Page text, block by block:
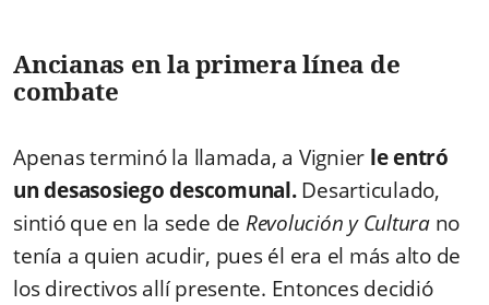
Ancianas en la primera línea de
combate
Apenas terminó la llamada, a Vignier le entró
un desasosiego descomunal.Desarticulado,
sintió que en la sede de Revolución y Culturano
tenía a quien acudir, pues él era el más alto de
los directivos allí presente. Entonces decidió